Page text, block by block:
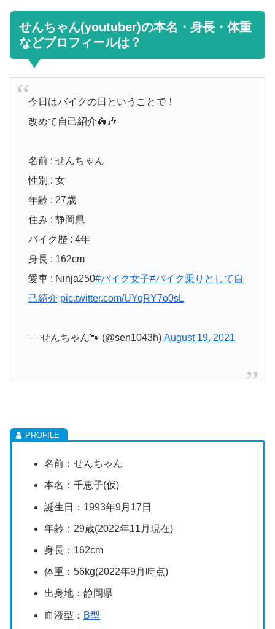
せんちゃん(youtuber)の本名・身長・体重
などプロフィールは？
今日はバイクの日ということで！
改めて自己紹介🛵🎶
名前 : せんちゃん
性別 : 女
年齢 : 27歳
住み : 静岡県
バイク歴 : 4年
身長 : 162cm
愛車 : Ninja250#バイク女子#バイク乗りとして自
己紹介 pic.twitter.com/UYqRY7o0sL
— せんちゃん🐾 (@sen1043h) August 19, 2021
名前：せんちゃん
本名：千恵子(仮)
誕生日：1993年9月17日
年齢：29歳(2022年11月現在)
身長：162cm
体重：56kg(2022年9月時点)
出身地：静岡県
血液型： B型